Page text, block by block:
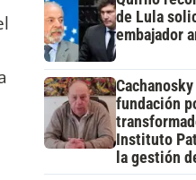
de Lula
embajador
fundación
Instituto
la gestión